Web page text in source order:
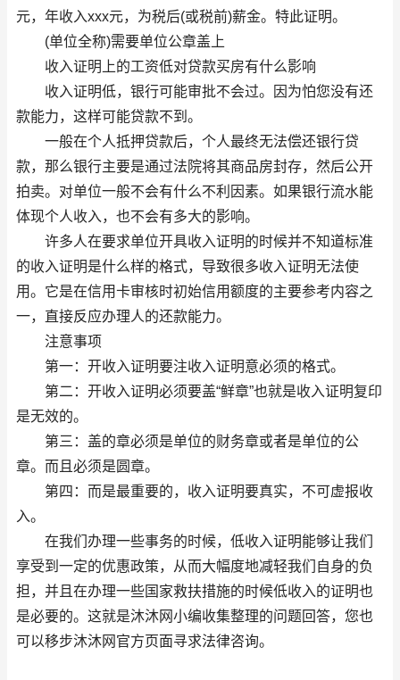
元，年收入xxx元，为税后(或税前)薪金。特此证明。
(单位全称)需要单位公章盖上
收入证明上的工资低对贷款买房有什么影响
收入证明低，银行可能审批不会过。因为怕您没有还
款能力，这样可能贷款不到。
一般在个人抵押贷款后，个人最终无法偿还银行贷
款，那么银行主要是通过法院将其商品房封存，然后公开
拍卖。对单位一般不会有什么不利因素。如果银行流水能
体现个人收入，也不会有多大的影响。
许多人在要求单位开具收入证明的时候并不知道标准
的收入证明是什么样的格式，导致很多收入证明无法使
用。它是在信用卡审核时初始信用额度的主要参考内容之
一，直接反应办理人的还款能力。
注意事项
第一：开收入证明要注收入证明意必须的格式。
第二：开收入证明必须要盖“鲜章”也就是收入证明复印
是无效的。
第三：盖的章必须是单位的财务章或者是单位的公
章。而且必须是圆章。
第四：而是最重要的，收入证明要真实，不可虚报收
入。
在我们办理一些事务的时候，低收入证明能够让我们
享受到一定的优惠政策，从而大幅度地减轻我们自身的负
担，并且在办理一些国家救扶措施的时候低收入的证明也
是必要的。这就是沐沐网小编收集整理的问题回答，您也
可以移步沐沐网官方页面寻求法律咨询。